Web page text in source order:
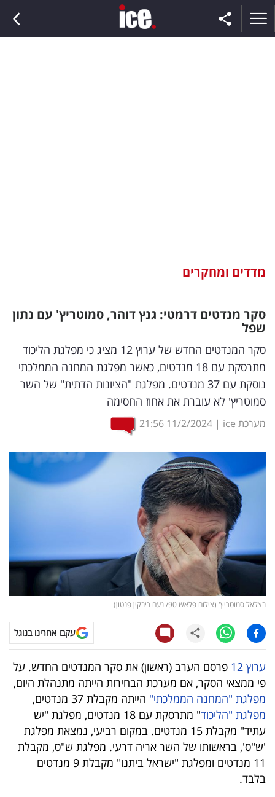
וצרכנות
דיגיטל
וטק
שיווק
ופרסום
משפט
מדדים
ומחקרים
דעות
רכילות
עסקית
קריפטו
ויראלי
טלוויזיה
עסקי
ספורט
קריירה
ולימודים
מינויים
רייטינג
מדדים ומחקרים
סקר מנדטים דרמטי: גנץ דוהר, סמוטריץ' עם נתון
שפל
סקר המנדטים החדש של ערוץ 12 מציג כי מפלגת הליכוד
מתרסקת עם 18 מנדטים, כאשר מפלגת המחנה הממלכתי
נוסקת עם 37 מנדטים. מפלגת "הציונות הדתית" של השר
סמוטריץ' לא עוברת את אחוז החסימה
מערכת ice |
11/2/2024
21:56
בצלאל סמוטריץ' (צילום פלאש 90/ נעם ריבקין פנטון)
עקבו אחרינו בגוגל
ערוץ 12
פרסם הערב (ראשון) את סקר המנדטים החדש. על
פי ממצאי הסקר, אם מערכת הבחירות הייתה מתנהלת היום,
מפלגת "המחנה הממלכתי" הייתה מקבלת 37 מנדטים,
מפלגת "הליכוד
" מתרסקת עם 18 מנדטים, מפלגת "יש
עתיד" מקבלת 15 מנדטים. במקום רביעי, נמצאת מפלגת
'ש"ס', בראשותו של השר אריה דרעי. מפלגת ש"ס, מקבלת
11 מנדטים ומפלגת "ישראל ביתנו" מקבלת 9 מנדטים
בלבד.